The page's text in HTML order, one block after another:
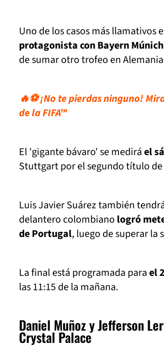
Uno de los casos más llamativos
protagonista con Bayern
de sumar otro trofeo en
🔥⚽ ¡No te pierdas ninguno!
de la FIFA™
El 'gigante bávaro' se mediráel
Stuttgart por el segundo título
Luis Javier Suárez también
delantero colombiano logró
de Portugal, luego de superar la
La final está programada parael
las 11:15 de la mañana.
Daniel Muñoz y Jefferson
Crystal Palace